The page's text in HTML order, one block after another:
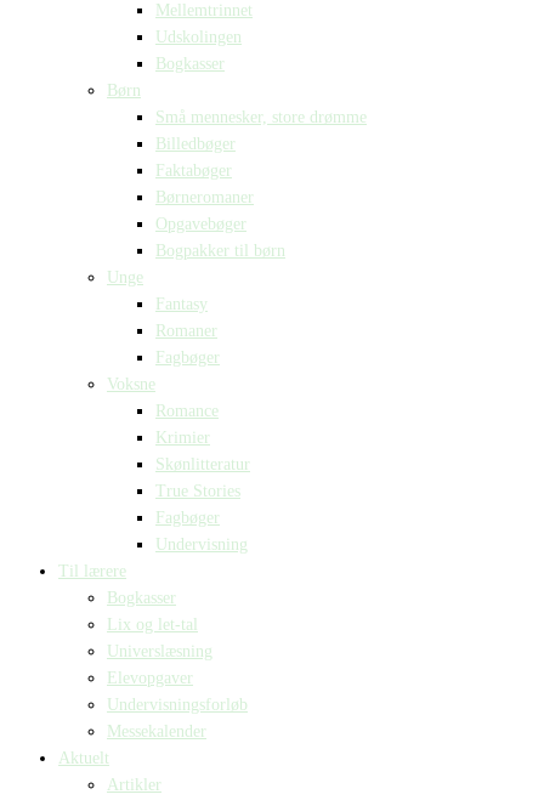
Mellemtrinnet
Udskolingen
Bogkasser
Børn
Små mennesker, store drømme
Billedbøger
Faktabøger
Børneromaner
Opgavebøger
Bogpakker til børn
Unge
Fantasy
Romaner
Fagbøger
Voksne
Romance
Krimier
Skønlitteratur
True Stories
Fagbøger
Undervisning
Til lærere
Bogkasser
Lix og let-tal
Universlæsning
Elevopgaver
Undervisningsforløb
Messekalender
Aktuelt
Artikler